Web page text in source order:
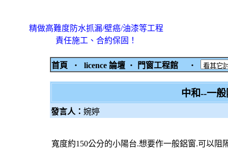
精做高難度防水抓漏/壁癌/油漆等工程
責任施工、合約保固！
首頁 ‧ licence 論壇 ‧ 門窗工程館 ‧
中和--一
發言人： 婉婷
寬度約150公分的小陽台.想要作一般鋁窗.可以阻